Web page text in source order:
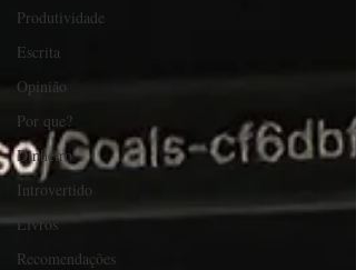
Produtividade
Escrita
Opinião
Por que?
Dinheiro
Introvertido
Livros
Recomendações